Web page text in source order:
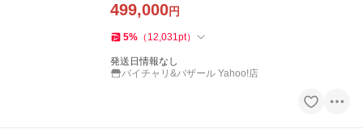
499,000円
5% （ 12,031pt）
発送日情報なし
バイチャリ&バザール Yahoo!店